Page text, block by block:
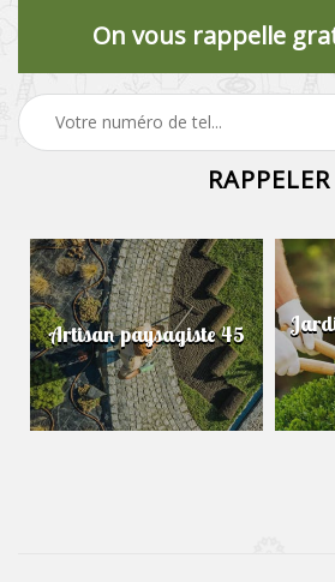
On vous rappelle
Artisan paysagiste 45